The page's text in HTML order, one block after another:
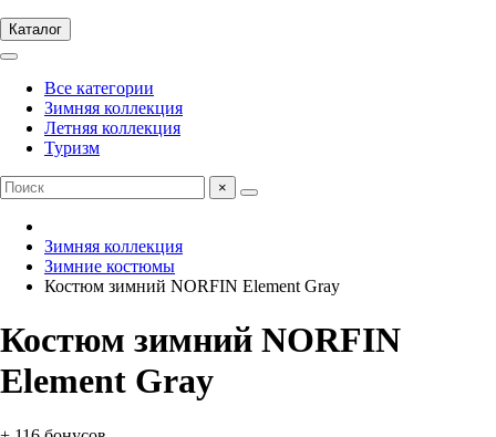
Каталог
Все категории
Зимняя коллекция
Летняя коллекция
Туризм
×
Зимняя коллекция
Зимние костюмы
Костюм зимний NORFIN Element Gray
Костюм зимний NORFIN
Element Gray